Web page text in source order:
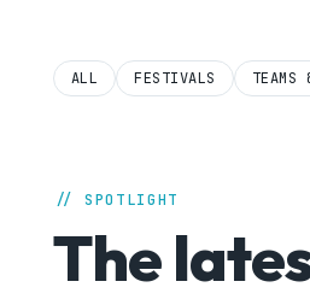
ALL FESTIVALS TEAMS
// SPOTLIGHT
The